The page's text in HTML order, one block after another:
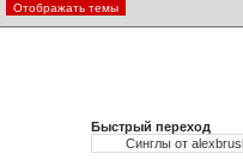
Быстрый переход